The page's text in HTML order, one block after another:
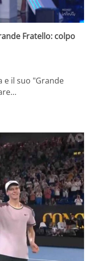
Fratello: colpo
e il suo "Grande